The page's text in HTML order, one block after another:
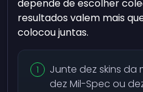
depende de escolher
resultados valem mais
colocou juntas.
Junte dez skins da
dez Mil-Spec ou